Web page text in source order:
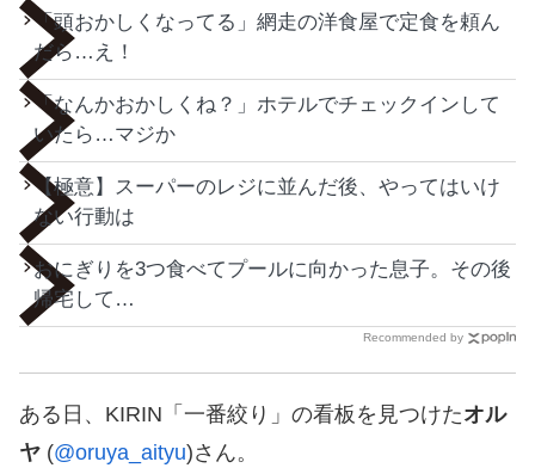
「頭おかしくなってる」網走の洋食屋で定食を頼ん
だら…え！
「なんかおかしくね？」ホテルでチェックインして
いたら…マジか
【極意】スーパーのレジに並んだ後、やってはいけ
ない行動は
おにぎりを3つ食べてプールに向かった息子。その後
帰宅して…
Recommended by
ある日、KIRIN「一番絞り」の看板を見つけたオル
ヤ (@oruya_aityu)さん。